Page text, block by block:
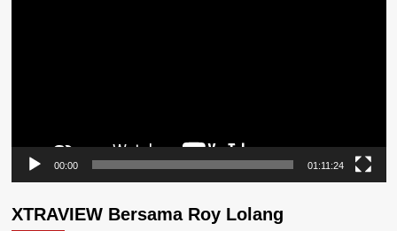
00:00 01:11:24
XTRAVIEW Bersama Roy Lolang